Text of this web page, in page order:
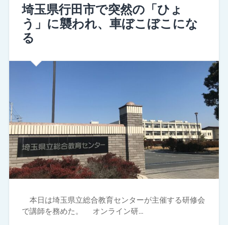
埼玉県行田市で突然の「ひょ
う」に襲われ、車ぼこぼこにな
る
本日は埼玉県立総合教育センターが主催する研修会
で講師を務めた。 オンライン研…